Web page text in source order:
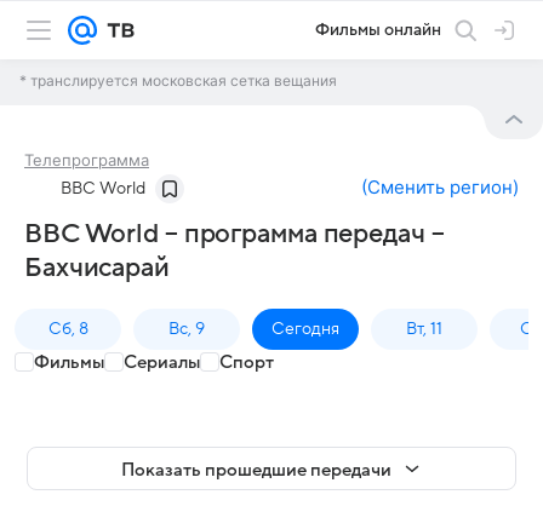
Фильмы онлайн
* транслируется московская сетка вещания
Телепрограмма
BBC World (Сменить регион)
BBC World – программа передач –
Бахчисарай
Сб, 8 Вс, 9 Сегодня Вт, 11
Фильмы Сериалы Спорт
Показать прошедшие передачи